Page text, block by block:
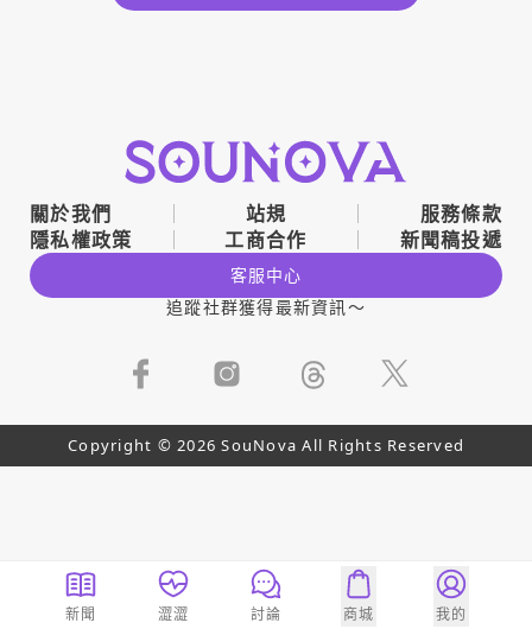
關於我們 站規
服務條款
隱私權政策
工商合作 新聞稿投遞
客服中心
追蹤社群獲得最新資訊～
Copyright © 2026 SouNova All Rights Reserved
新聞 澀澀 討論 商城 我的